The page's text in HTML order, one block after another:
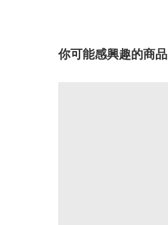
你可能感興趣的商品